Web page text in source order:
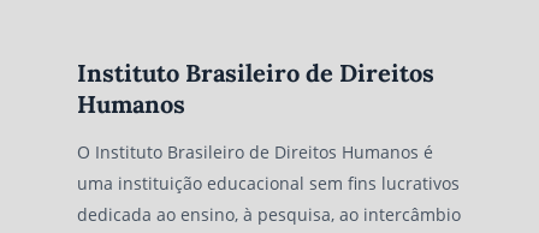
Instituto Brasileiro de Direitos
Humanos
O Instituto Brasileiro de Direitos Humanos é
uma instituição educacional sem fins lucrativos
dedicada ao ensino, à pesquisa, ao intercâmbio